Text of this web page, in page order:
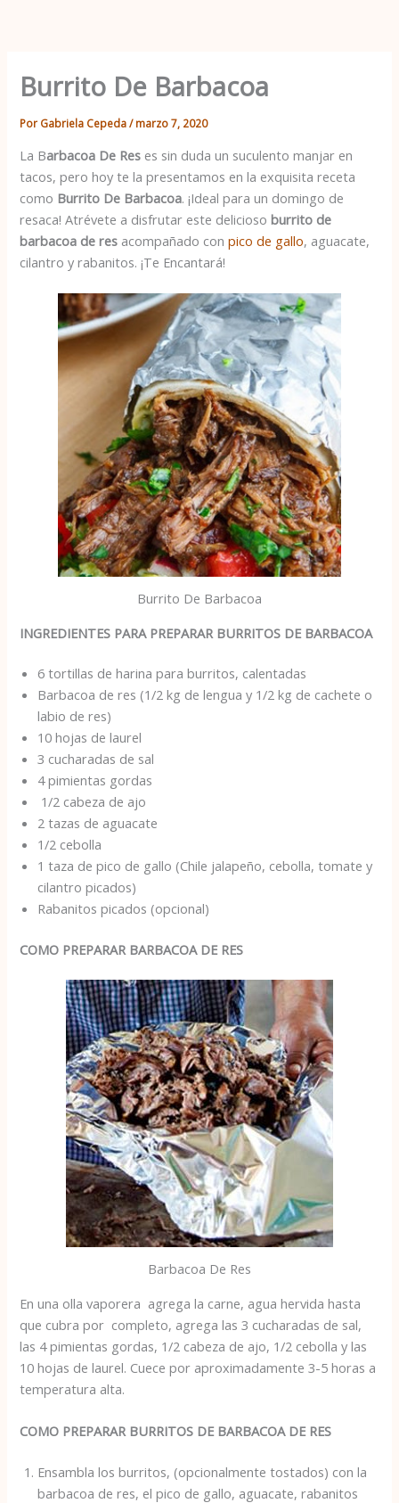
Burrito De Barbacoa
Por Gabriela Cepeda/marzo 7, 2020
La Barbacoa De Res es sin duda un suculento manjar en
tacos, pero hoy te la presentamos en la exquisita receta
como Burrito De Barbacoa. ¡Ideal para un domingo de
resaca! Atrévete a disfrutar este deliciosoburrito de
barbacoa de res acompañado conpico de gallo, aguacate,
cilantro y rabanitos. ¡Te Encantará!
Burrito De Barbacoa
INGREDIENTES PARA PREPARAR BURRITOS DE BARBACOA
6 tortillas de harina para burritos, calentadas
Barbacoa de res (1/2 kg de lengua y 1/2 kg de cachete o
labio de res)
10 hojas de laurel
3 cucharadas de sal
4 pimientas gordas
1/2 cabeza de ajo
2 tazas de aguacate
1/2 cebolla
1 taza de pico de gallo (Chile jalapeño, cebolla, tomate y
cilantro picados)
Rabanitos picados (opcional)
COMO PREPARAR BARBACOA DE RES
Barbacoa De Res
En una olla vaporera agrega la carne, agua hervida hasta
que cubra por completo, agrega las 3 cucharadas de sal,
las 4 pimientas gordas, 1/2 cabeza de ajo, 1/2 cebolla y las
10 hojas de laurel. Cuece por aproximadamente 3-5 horas a
temperatura alta.
COMO PREPARAR BURRITOS DE BARBACOA DE RES
Ensambla los burritos, (opcionalmente tostados) con la
barbacoa de res, el pico de gallo, aguacate, rabanitos